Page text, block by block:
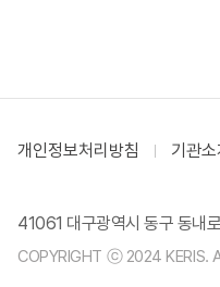
개인정보처리방침 기관소
41061 대구광역시 동구 동내
COPYRIGHT ⓒ 2024 KERIS.